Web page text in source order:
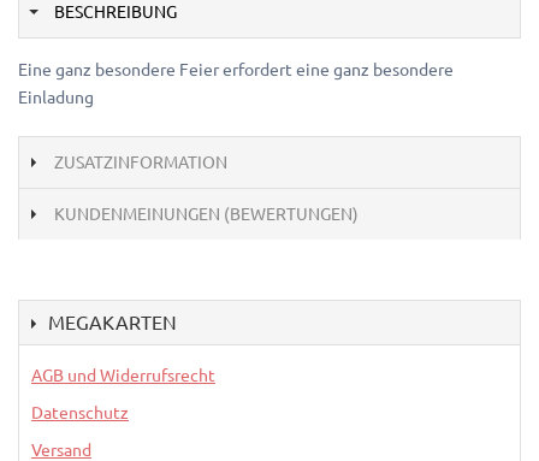
BESCHREIBUNG
Eine ganz besondere Feier erfordert eine ganz besondere
Einladung
ZUSATZINFORMATION
KUNDENMEINUNGEN (BEWERTUNGEN)
MEGAKARTEN
AGB und Widerrufsrecht
Datenschutz
Versand